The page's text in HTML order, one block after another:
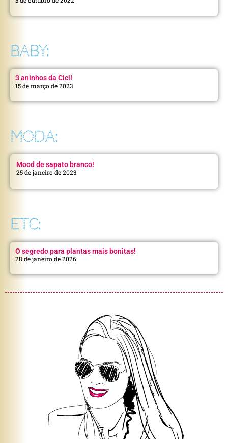
BABY:
3 aninhos da Cici!
15 de março de 2023
MODA:
Mood de sapato branco!
25 de janeiro de 2023
ETC:
O segredo para plantas mais bonitas!
28 de janeiro de 2026